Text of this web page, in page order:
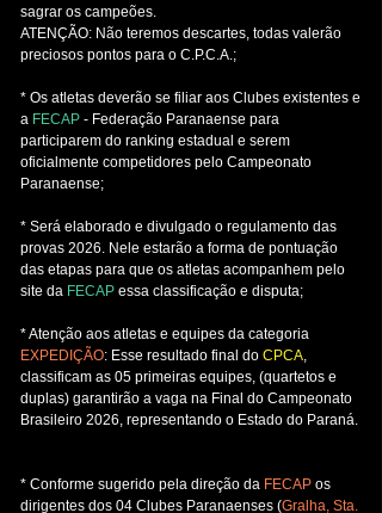
sagrar os campeões.
ATENÇÃO: Não teremos descartes, todas valerão
preciosos pontos para o C.P.C.A.;
* Os atletas deverão se filiar aos Clubes existentes e
a FECAP - Federação Paranaense para
participarem do ranking estadual e serem
oficialmente competidores pelo Campeonato
Paranaense;
* Será elaborado e divulgado o regulamento das
provas 2026. Nele estarão a forma de pontuação
das etapas para que os atletas acompanhem pelo
site da FECAP essa classificação e disputa;
* Atenção aos atletas e equipes da categoria
EXPEDIÇÃO: Esse resultado final do CPCA,
classificam as 05 primeiras equipes, (quartetos e
duplas) garantirão a vaga na Final do Campeonato
Brasileiro 2026, representando o Estado do Paraná.
* Conforme sugerido pela direção da FECAP os
dirigentes dos 04 Clubes Paranaenses (Gralha, Sta.